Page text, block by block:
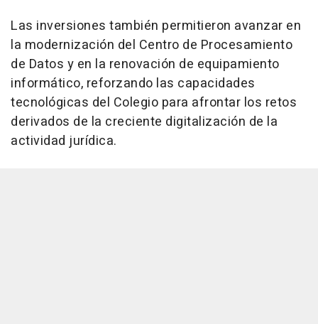
Las inversiones también permitieron avanzar en
la modernización del Centro de Procesamiento
de Datos y en la renovación de equipamiento
informático, reforzando las capacidades
tecnológicas del Colegio para afrontar los retos
derivados de la creciente digitalización de la
actividad jurídica.